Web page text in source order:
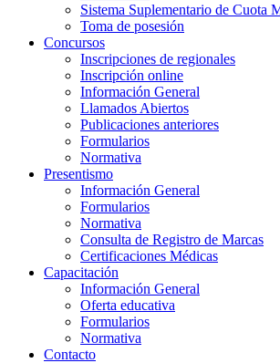
Sistema Suplementario de Cuota
Toma de posesión
Concursos
Inscripciones de regionales
Inscripción online
Información General
Llamados Abiertos
Publicaciones anteriores
Formularios
Normativa
Presentismo
Información General
Formularios
Normativa
Consulta de Registro de Marcas
Certificaciones Médicas
Capacitación
Información General
Oferta educativa
Formularios
Normativa
Contacto